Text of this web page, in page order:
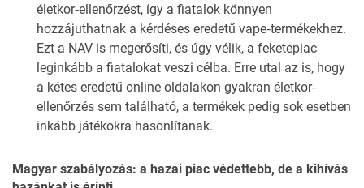
életkor‑ellenőrzést, így a fiatalok könnyen
hozzájuthatnak a kérdéses eredetű vape‑termékekhez.
Ezt a NAV is megerősíti, és úgy vélik, a feketepiac
leginkább a fiatalokat veszi célba. Erre utal az is, hogy
a kétes eredetű online oldalakon gyakran életkor-
ellenőrzés sem található, a termékek pedig sok esetben
inkább játékokra hasonlítanak.
Magyar szabályozás: a hazai piac védettebb, de a kihívás